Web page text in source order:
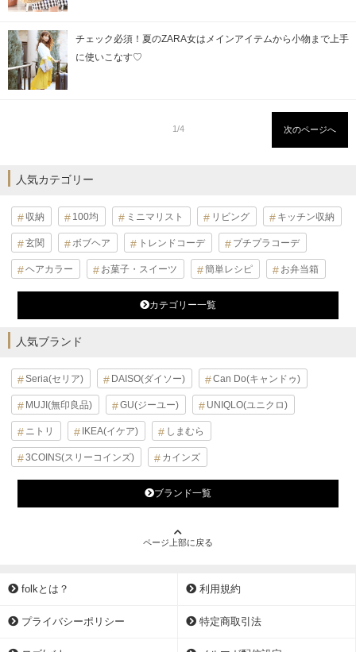
チェック必須！夏のZARA女はメインアイテムから小物まで上手
に使いこなす♡
1/4 次のページへ
人気カテゴリー
収納 100均 ミニマリスト リビング キッチン収納
玄関 ボブヘア トレンドコーデ プチプラコーデ
ヘアカラー お菓子・スイーツ 簡単レシピ お弁当箱
カテゴリー一覧
人気ブランド
Seria(セリア) DAISO(ダイソー) Can Do(キャンドゥ)
MUJI(無印良品) GU(ジーユー) UNIQLO(ユニクロ)
ニトリ IKEA(イケア) しまむら
3COINS(スリーコインズ) カインズ
ブランド一覧
ページ上部に戻る
folkとは？ 利用規約
プライバシーポリシー 特定商取引法